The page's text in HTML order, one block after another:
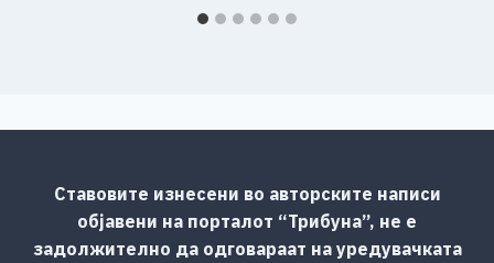
Ставовите изнесени во авторските написи
објавени на порталот “Трибуна”, не е
задолжително да одговараат на уредувачката